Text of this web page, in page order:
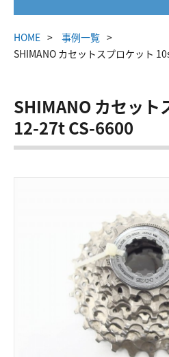
HOME
事例一覧
SHIMANO カセットスプロケット
SHIMANO カセット
12-27t CS-6600